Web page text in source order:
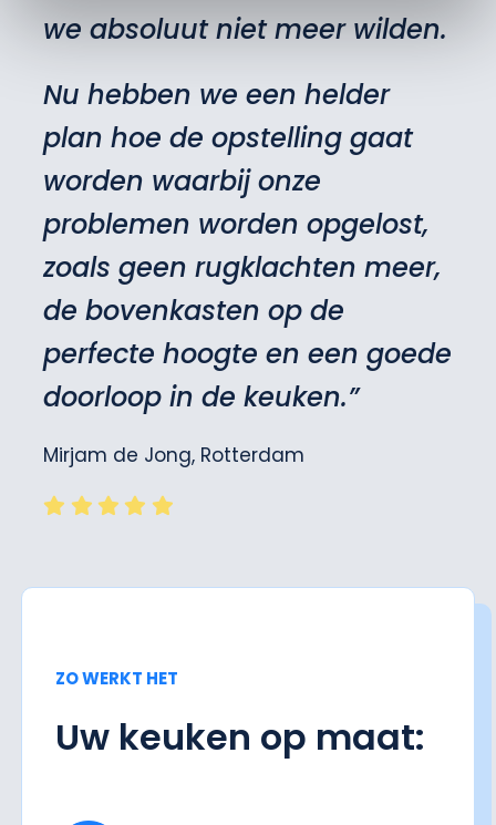
we absoluut niet meer wilden.
Nu hebben we een helder
plan hoe de opstelling gaat
worden waarbij onze
problemen worden opgelost,
zoals geen rugklachten meer,
de bovenkasten op de
perfecte hoogte en een goede
doorloop in de keuken.”
Mirjam de Jong, Rotterdam
ZO WERKT HET
Uw keuken op maat: